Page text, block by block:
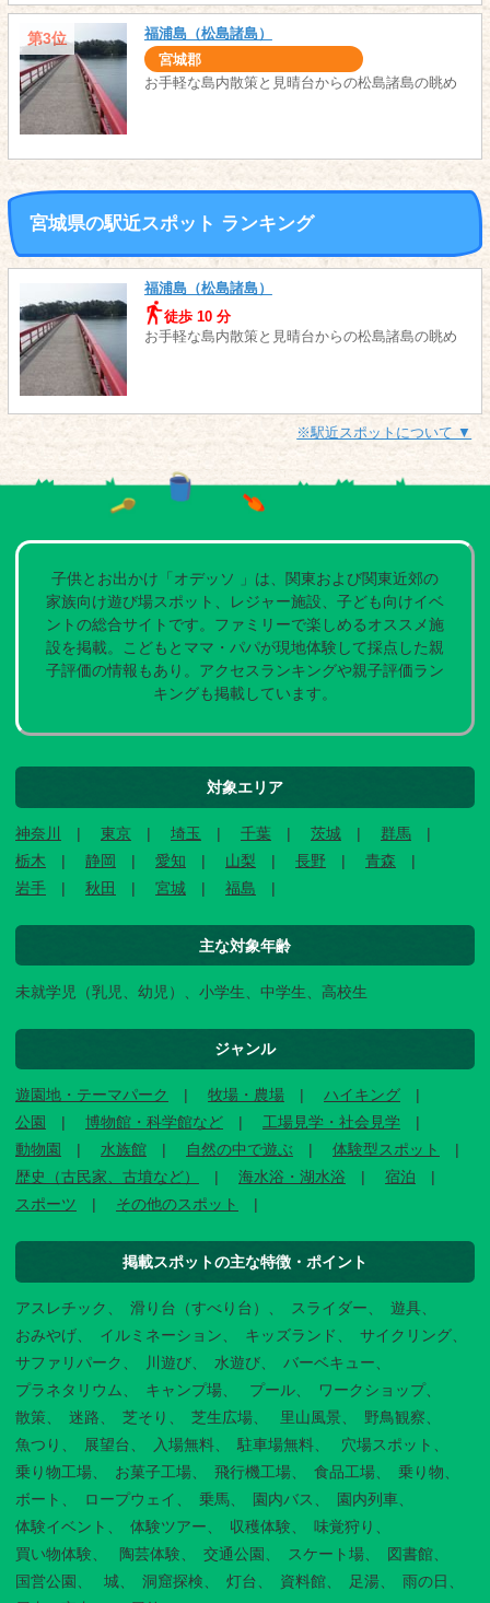
第3位 福浦島（松島諸島）
宮城郡
お手軽な島内散策と見晴台からの松島諸島の眺め
宮城県の駅近スポット ランキング
福浦島（松島諸島）
徒歩 10 分
お手軽な島内散策と見晴台からの松島諸島の眺め
※駅近スポットについて ▼
子供とお出かけ「オデッソ 」は、関東および関東近郊の
家族向け遊び場スポット、レジャー施設、子ども向けイベ
ントの総合サイトです。ファミリーで楽しめるオススメ施
設を掲載。こどもとママ・パパが現地体験して採点した親
子評価の情報もあり。アクセスランキングや親子評価ラン
キングも掲載しています。
対象エリア
神奈川 東京 埼玉 千葉 茨城
群馬
栃木
静岡 愛知 山梨 長野
青森
岩手
秋田 宮城 福島
主な対象年齢
未就学児（乳児、幼児）、小学生、中学生、高校生
ジャンル
遊園地・テーマパーク 牧場・農場
ハイキング
公園
博物館・科学館など
工場見学・社会見学
動物園
水族館 自然の中で遊ぶ
体験型スポット
歴史（古民家、古墳など）
海水浴・湖水浴
宿泊
スポーツ
その他のスポット
掲載スポットの主な特徴・ポイント
アスレチック 滑り台（すべり台） スライダー
遊具
おみやげ
イルミネーション キッズランド
サイクリング
サファリパーク
川遊び 水遊び
バーベキュー
プラネタリウム
キャンプ場 プール
ワークショップ
散策
迷路 芝そり 芝生広場 里山風景
野鳥観察
魚つり
展望台 入場無料 駐車場無料
穴場スポット
乗り物工場
お菓子工場 飛行機工場 食品工場
乗り物
ボート
ロープウェイ 乗馬 園内バス
園内列車
体験イベント
体験ツアー 収穫体験
味覚狩り
買い物体験
陶芸体験 交通公園 スケート場
図書館
国営公園
城 洞窟探検 灯台 資料館 足湯
雨の日